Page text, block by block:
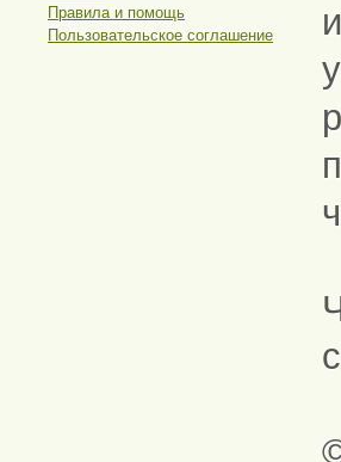
Правила и помощь
Пользовательское соглашение